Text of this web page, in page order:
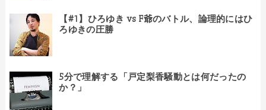
【#1】ひろゆき vs F爺のバトル、論理的にはひ
ろゆきの圧勝
5分で理解する「戸定梨香騒動とは何だったの
か？」